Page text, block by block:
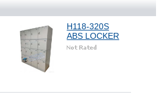
H118-320S
ABS LOCKER